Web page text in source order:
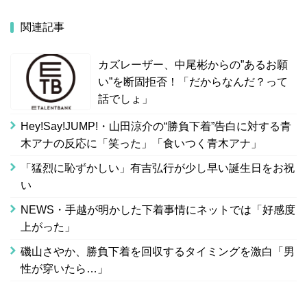
関連記事
カズレーザー、中尾彬からの”あるお願
い”を断固拒否！「だからなんだ？って
話でしょ」
Hey!Say!JUMP!・山田涼介の“勝負下着”告白に対する青
木アナの反応に「笑った」「食いつく青木アナ」
「猛烈に恥ずかしい」有吉弘行が少し早い誕生日をお祝
い
NEWS・手越が明かした下着事情にネットでは「好感度
上がった」
磯山さやか、勝負下着を回収するタイミングを激白「男
性が穿いたら…」